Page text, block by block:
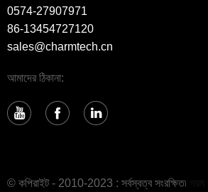
0574-27907971
86-13454727120
sales@charmtech.cn
আমাদের ঠিকানা:
© কপিরাইট - 2010-2023 : সর্বস্বত্ব সংরক্ষিত৷